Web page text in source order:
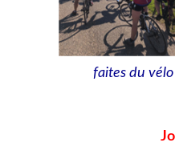
faites du